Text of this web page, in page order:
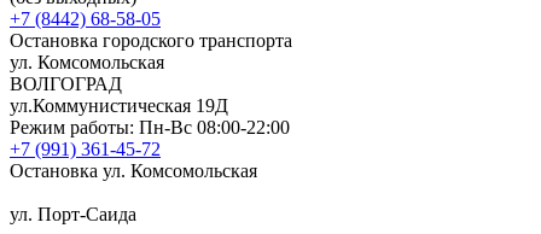
+7 (8442) 68-58-05
Остановка городского транспорта
ул. Комсомольская
ВОЛГОГРАД
ул.Коммунистическая 19Д
Режим работы: Пн-Вс 08:00-22:00
+7 (991) 361-45-72
Остановка ул. Комсомольская
ул. Порт-Саида